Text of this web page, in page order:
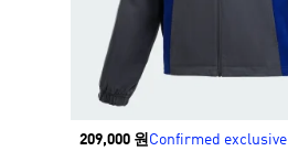
Price
209,000 원Confirmed exclusive